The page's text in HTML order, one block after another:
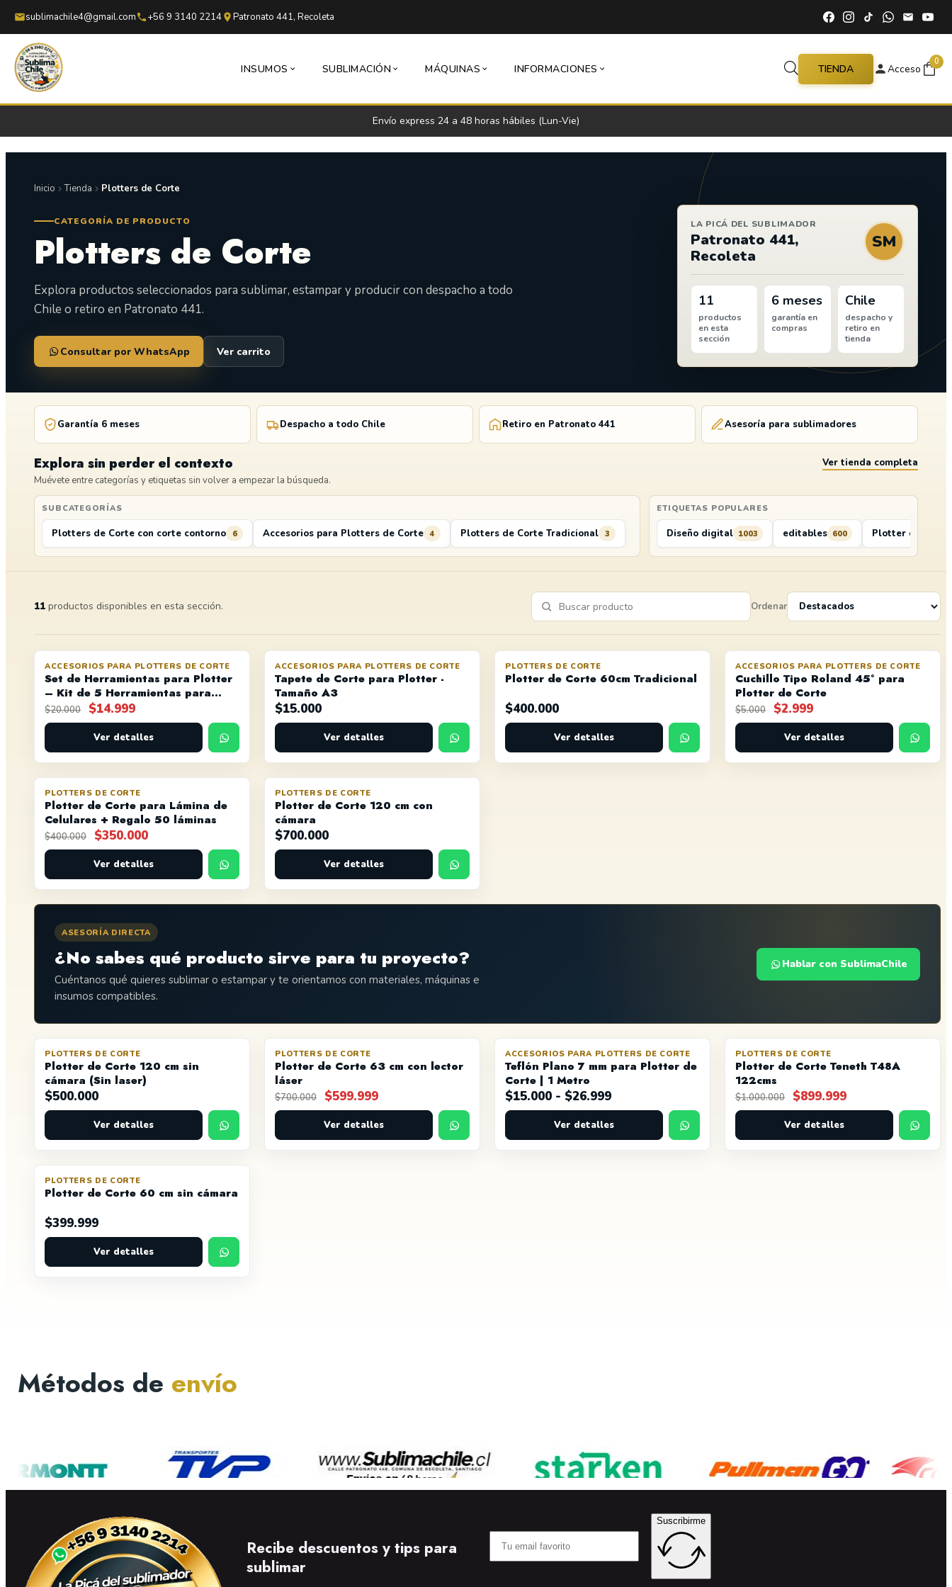
Saltar al contenido principal Saltar al pie de página
sublimachile4@gmail.com +56 9 3140 2214 Patronato 441, Recoleta
INSUMOS SUBLIMACIÓN MÁQUINAS INFORMACIONES TIENDA Acceso
0
Envío express 24 a 48 horas hábiles (Lun-Vie)
Inicio Tienda Plotters de Corte
CATEGORÍA DE PRODUCTO
Plotters de Corte
Explora productos seleccionados para sublimar, estampar y producir con despacho a todo
Chile o retiro en Patronato 441.
Consultar por WhatsApp Ver carrito
LA PICÁ DEL SUBLIMADOR
Patronato 441,
Recoleta
SM
11
productos
en esta
sección
6 meses
garantía en
compras
Chile
despacho y
retiro en
tienda
Garantía 6 meses Despacho a todo Chile Retiro en Patronato 441 Asesoría para sublimadores
Explora sin perder el contexto
Muévete entre categorías y etiquetas sin volver a empezar la búsqueda.
Ver tienda completa
SUBCATEGORÍAS
Plotters de Corte con corte contorno 6 Accesorios para Plotters de Corte 4 Plotters de Corte Tradicional 3
ETIQUETAS POPULARES
Diseño digital 1003 editables 600 Plotter de Corte
11 productos disponibles en esta sección. Ordenar
OFERTA
ACCESORIOS PARA PLOTTERS DE CORTE
Set de Herramientas para Plotter
– Kit de 5 Herramientas para
Vinilo
$20.000
El
precio
original
era:
$14.999El
precio
actual
es:
Ver detalles
ACCESORIOS PARA PLOTTERS DE CORTE
Tapete de Corte para Plotter -
Tamaño A3
$15.000
Ver detalles
PLOTTERS DE CORTE
Plotter de Corte 60cm Tradicional
$400.000
Ver detalles
OFERTA
ACCESORIOS PARA PLOTTERS DE CORTE
Cuchillo Tipo Roland 45° para
Plotter de Corte
$5.000
El
precio
original
era:
$2.999El
precio
actual
es:
Ver detalles
OFERTA
PLOTTERS DE CORTE
Plotter de Corte para Lámina de
Celulares + Regalo 50 láminas
$400.000
El
precio
original
era:
$350.000El
precio
actual
es:
Ver detalles
PLOTTERS DE CORTE
Plotter de Corte 120 cm con
cámara
$700.000
Ver detalles
ASESORÍA DIRECTA
¿No sabes qué producto sirve para tu proyecto?
Cuéntanos qué quieres sublimar o estampar y te orientamos con materiales, máquinas e
insumos compatibles.
Hablar con SublimaChile
PLOTTERS DE CORTE
Plotter de Corte 120 cm sin
cámara (Sin laser)
$500.000
Ver detalles
OFERTA
PLOTTERS DE CORTE
Plotter de Corte 63 cm con lector
láser
$700.000
El
precio
original
era:
$599.999El
precio
actual
es:
Ver detalles
OFERTA
ACCESORIOS PARA PLOTTERS DE CORTE
Teflón Plano 7 mm para Plotter de
Corte | 1 Metro
$15.000 - $26.999Rango
de
precios:
desde
Ver detalles
OFERTA
PLOTTERS DE CORTE
Plotter de Corte Teneth T48A
122cms
$1.000.000
El
precio
original
era:
$899.999El
precio
es:
Ver detalles
PLOTTERS DE CORTE
Plotter de Corte 60 cm sin cámara
$399.999
Ver detalles
Métodos de envío
Recibe descuentos y tips para
sublimar
Suscribirme